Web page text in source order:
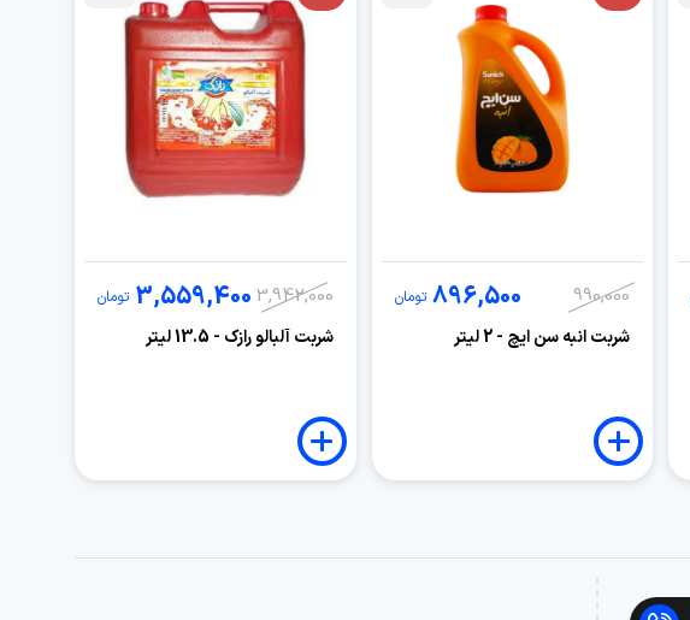
990,000
896,500 تومان
شربت انبه سن ایچ - 2 لیتر
3,942,000
3,559,400 تومان
شربت آلبالو رازک - 13.5 لیتر